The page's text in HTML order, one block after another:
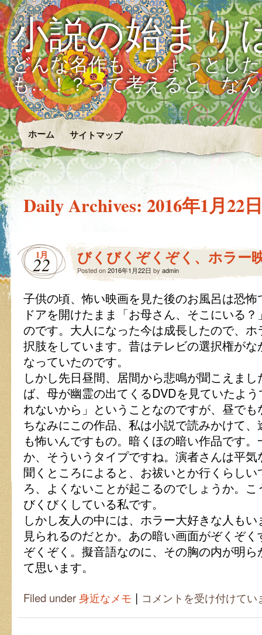
小説の始まり
どんな名作も、ひょっとし
も…！？って考えると、な
ホーム サイトマップ
Daily Archives:2016年1月22日
1月
22 びくびくぞくぞく、ホラー
Posted on2016年1月22日 by admin
子供の頃、怖い映画を見た後のお風呂は恐
ドアを開けたまま「お母さん、そこにいる
のです。大人になった今は成長したので、
択肢をしています。昔はテレビの選択権が
なっていたのです。
しかし先日昼間、居間から悲鳴が聞こえま
ば、母が幽霊の出てくるDVDを見ていたよ
れないから」ということなのですが、昼で
ちなみにこの作品、私は小説で読みかけて
も怖いんですもの。暗くほの暗い作品です
か、そういうタイプですね。演者さんは平
聞くところによると、お祓いとか行くらし
ろ、よくないことが起こるのでしょうか。
びくびくしている私です。
しかし友人の中には、ホラー大好きな人も
見られるのだとか。あの暗い画面がぞくぞ
ぞくぞく。擬音語なのに、その胸の内が明
て思います。
Filed under身近なメモ |
び
く
コメントを受け付けてい